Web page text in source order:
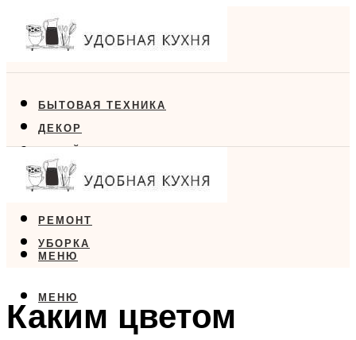
БЫТОВАЯ ТЕХНИКА
ДЕКОР
ДИЗАЙН
ЕДА
РЕМОНТ
УБОРКА
МЕНЮ
МЕНЮ
Каким цветом